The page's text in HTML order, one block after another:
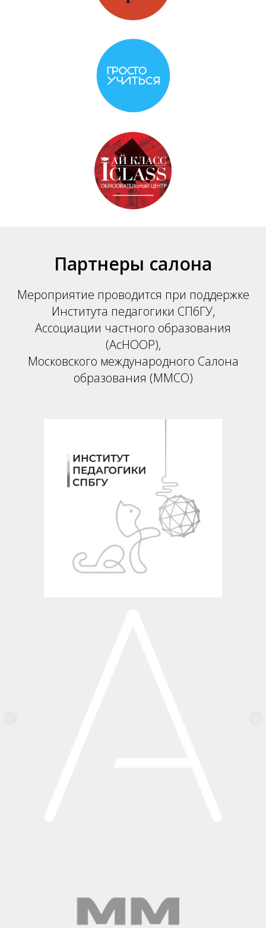
Партнеры салона
Мероприятие проводится при поддержке
Института педагогики СПбГУ,
Ассоциации частного образования
(АсНООР),
Московского международного Салона
образования (ММСО)